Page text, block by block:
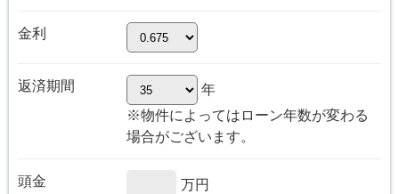
金利
返済期間
年
※物件によってはローン年数が変わる
場合がございます。
頭金 万円